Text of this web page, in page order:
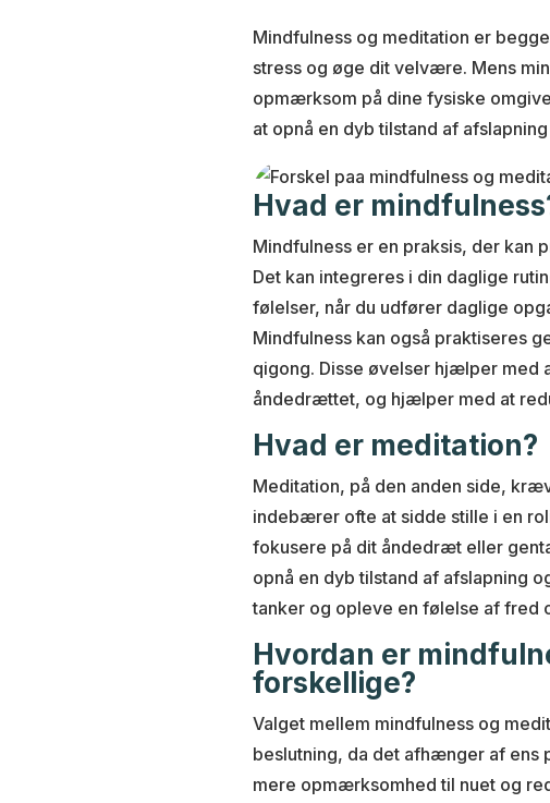
Mindfulness og meditation er
stress og øge dit velvære. Mens
opmærksom på dine fysiske
at opnå en dyb tilstand af
Hvad er
Mindfulness er en praksis, der kan
Det kan integreres i din daglige
følelser, når du udfører daglige
Mindfulness kan også praktiseres
qigong. Disse øvelser hjælper
åndedrættet, og hjælper med at
Hvad er meditation?
Meditation, på den anden side,
indebærer ofte at sidde stille i en
fokusere på dit åndedræt eller
opnå en dyb tilstand af afslapning
tanker og opleve en følelse af fred
Hvordan er
forskellige?
Valget mellem mindfulness og
beslutning, da det afhænger af ens
mere opmærksomhed til nuet og